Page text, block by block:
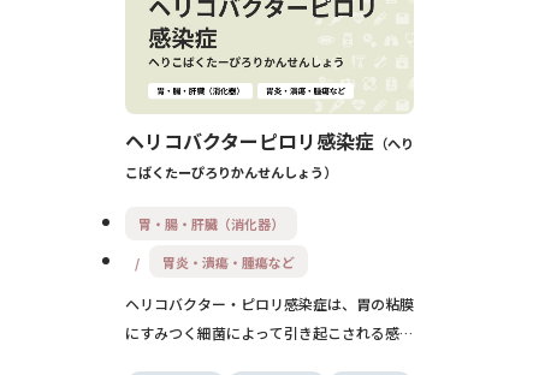
めに非常に重要です。
ヘリコバクターピロリ感染症
へり
こばくたーぴろりかんせんしょう
胃・腸・肝臓（消化器）
胃炎・潰瘍・腫瘍など
ヘリコバクター・ピロリ感染症は、胃の粘膜
にすみつく細菌によって引き起こされる感染